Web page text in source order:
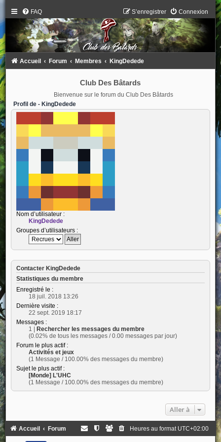
FAQ Connexion
S’enregistrer
Accueil Forum Membres KingDedede
Club Des Bâtards
Bienvenue sur le forum du Club Des Bâtards
Profil de - KingDedede
Nom d’utilisateur :
KingDedede
Groupes d’utilisateurs :
Contacter KingDedede
Statistiques du membre
Enregistré le :
18 juil. 2018 13:26
Dernière visite :
22 sept. 2019 18:17
Messages :
1 | Rechercher les messages du membre
(0.02% de tous les messages / 0.00 messages par jour)
Forum le plus actif :
Activités et jeux
(1 Message / 100.00% des messages du membre)
Sujet le plus actif :
[Monde] L'UHC
(1 Message / 100.00% des messages du membre)
Aller à
Accueil Forum Heures au format UTC+02:00